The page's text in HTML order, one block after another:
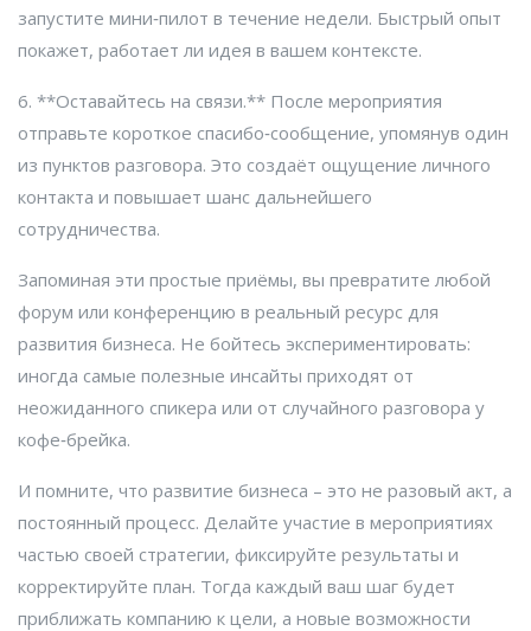
запустите мини‑пилот в течение недели. Быстрый опыт
покажет, работает ли идея в вашем контексте.
6. **Оставайтесь на связи.** После мероприятия
отправьте короткое спасибо‑сообщение, упомянув один
из пунктов разговора. Это создаёт ощущение личного
контакта и повышает шанс дальнейшего
сотрудничества.
Запоминая эти простые приёмы, вы превратите любой
форум или конференцию в реальный ресурс для
развития бизнеса. Не бойтесь экспериментировать:
иногда самые полезные инсайты приходят от
неожиданного спикера или от случайного разговора у
кофе‑брейка.
И помните, что развитие бизнеса – это не разовый акт, а
постоянный процесс. Делайте участие в мероприятиях
частью своей стратегии, фиксируйте результаты и
корректируйте план. Тогда каждый ваш шаг будет
приближать компанию к цели, а новые возможности